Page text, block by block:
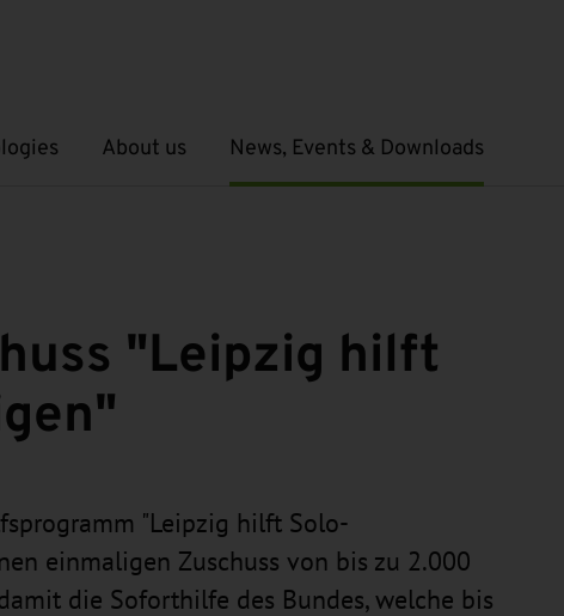
About us
Open submenu News, Events & Downloads
Open submenu
"Leipzig hilft
"Leipzig hilft Solo-
einmaligen Zuschuss von bis zu 2.000
die Soforthilfe des Bundes, welche bis